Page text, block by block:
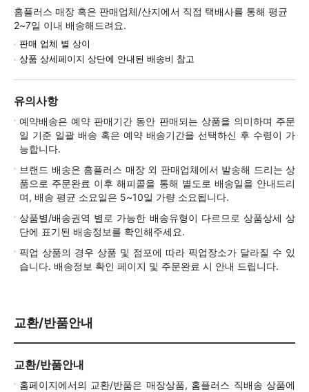
홈플러스 매장 혹은 판매업체/산지에서 직접 택배사를 통해 평균
2~7일 이내 배송해드려요.
판매 업체 별 상이
상품 상세페이지 상단에 안내된 배송비 참고
유의사항
예약배송은 예약 판매기간 동안 판매되는 상품을 의미하며 주문
일 기준 일괄 배송 혹은 예약 배송기간을 선택하신 후 수령이 가
능합니다.
브랜드 배송은 홈플러스 매장 외 판매업체에서 발송해 드리는 상
품으로 주문완료 이후 해피콜을 통해 별도로 배송일을 안내드리
며, 배송 평균 소요일은 5~10일 가량 소요됩니다.
상품별/배송권역 별로 가능한 배송유형이 다르므로 상품상세 상
단에 표기된 배송정보를 확인해주세요.
픽업 상품의 경우 상품 및 점포에 따라 픽업장소가 달라질 수 있
습니다. 배송정보 확인 페이지 및 주문완료 시 안내 드립니다.
교환/반품안내
교환/반품안내
홈페이지에서의 교환/반품은 매장상품, 홈플러스 직배송 상품에